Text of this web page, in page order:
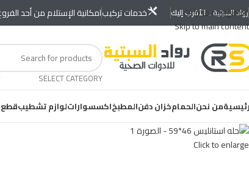
Skip to navigation
Skip to main content
رواد السبتية... الأقرب إليك خدمات تركيبامكانية الإستلام من أحد
SELECT CATEGORY
من نحنالحمامخزان دفنالمطبخاكسسواراتلوازم تشطيبقطع
Click to enlarge